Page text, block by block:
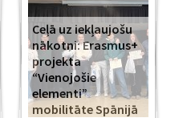
Ceļā uz iekļaujošu
nākotni: Erasmus+
projekta
“Vienojošie
elementi”
mobilitāte Spānijā